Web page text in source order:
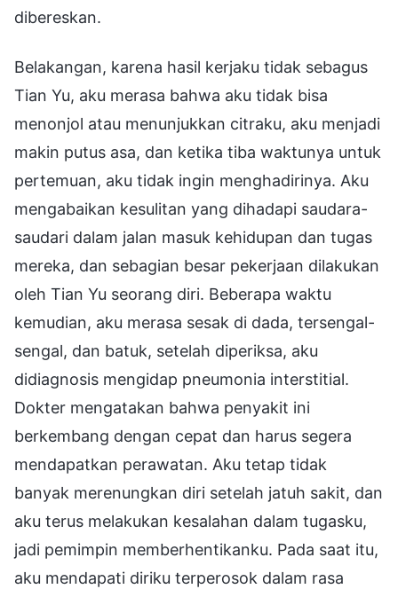
dibereskan.
Belakangan, karena hasil kerjaku tidak sebagus
Tian Yu, aku merasa bahwa aku tidak bisa
menonjol atau menunjukkan citraku, aku menjadi
makin putus asa, dan ketika tiba waktunya untuk
pertemuan, aku tidak ingin menghadirinya. Aku
mengabaikan kesulitan yang dihadapi saudara-
saudari dalam jalan masuk kehidupan dan tugas
mereka, dan sebagian besar pekerjaan dilakukan
oleh Tian Yu seorang diri. Beberapa waktu
kemudian, aku merasa sesak di dada, tersengal-
sengal, dan batuk, setelah diperiksa, aku
didiagnosis mengidap pneumonia interstitial.
Dokter mengatakan bahwa penyakit ini
berkembang dengan cepat dan harus segera
mendapatkan perawatan. Aku tetap tidak
banyak merenungkan diri setelah jatuh sakit, dan
aku terus melakukan kesalahan dalam tugasku,
jadi pemimpin memberhentikanku. Pada saat itu,
aku mendapati diriku terperosok dalam rasa